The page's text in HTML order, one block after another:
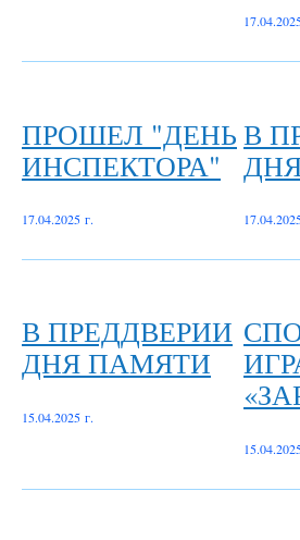
ПРОШЕЛ "ДЕНЬ
ИНСПЕКТОРА"
17.04.2025 г.
В
В ПРЕДДВЕРИИ
ДНЯ ПАМЯТИ
15.04.2025 г.